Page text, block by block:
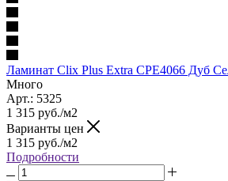
Ламинат Clix Plus Extra CPE4066 Дуб
Много
Арт.: 5325
1 315 руб./м2
Варианты цен
1 315 руб./м2
Подробности